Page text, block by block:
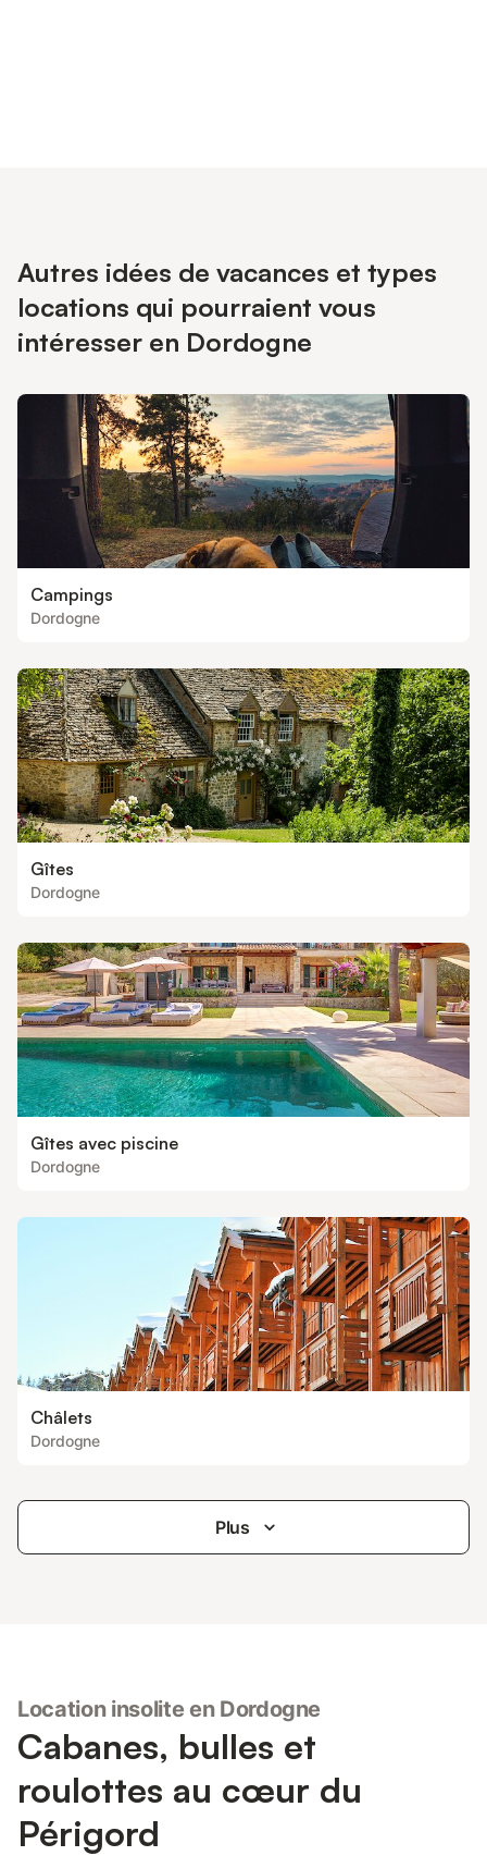
Autres idées de vacances et types
locations qui pourraient vous
intéresser en Dordogne
Campings
Dordogne
Gîtes
Dordogne
Gîtes avec piscine
Dordogne
Châlets
Dordogne
Plus
Location insolite en Dordogne
Cabanes, bulles et
roulottes au cœur du
Périgord